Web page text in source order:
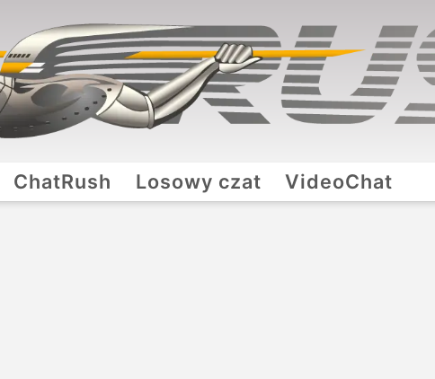
ChatRush Losowy czat VideoChat